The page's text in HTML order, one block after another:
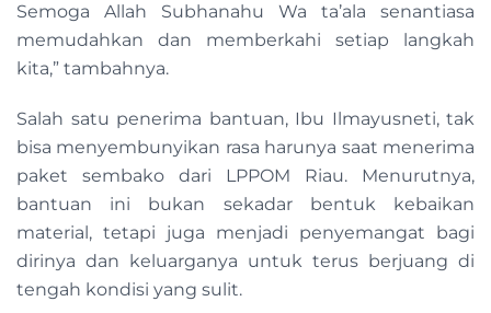
Semoga Allah Subhanahu Wa ta’ala senantiasa
memudahkan dan memberkahi setiap langkah
kita,” tambahnya.
Salah satu penerima bantuan, Ibu Ilmayusneti, tak
bisa menyembunyikan rasa harunya saat menerima
paket sembako dari LPPOM Riau. Menurutnya,
bantuan ini bukan sekadar bentuk kebaikan
material, tetapi juga menjadi penyemangat bagi
dirinya dan keluarganya untuk terus berjuang di
tengah kondisi yang sulit.